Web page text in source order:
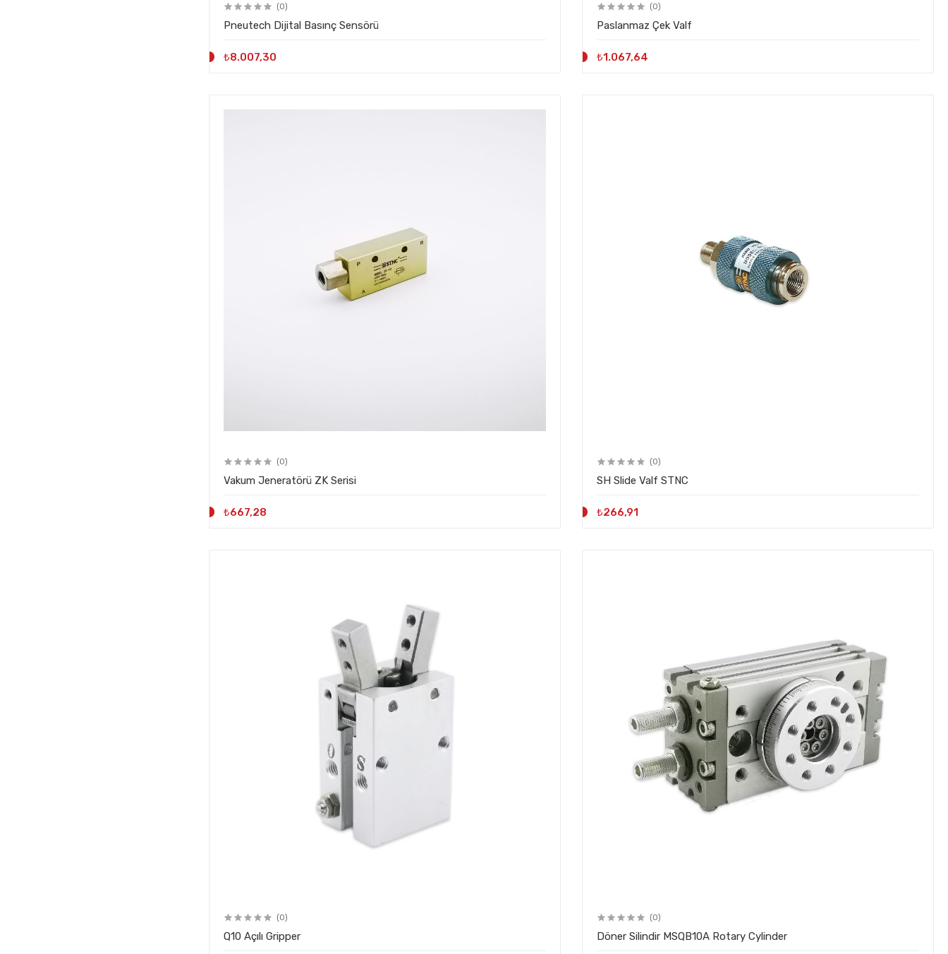
(0)
Pneutech Dijital Basınç Sensörü
₺8.007,30
(0)
Paslanmaz Çek Valf
₺1.067,64
(0)
Vakum Jeneratörü ZK Serisi
₺667,28
(0)
SH Slide Valf STNC
₺266,91
(0)
Q10 Açılı Gripper
(0)
Döner Silindir MSQB10A Rotary Cylinder